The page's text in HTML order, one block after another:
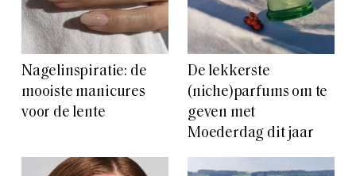
Nagelinspiratie: de
mooiste manicures
voor de lente
De lekkerste
(niche)parfums om te
geven met
Moederdag dit jaar